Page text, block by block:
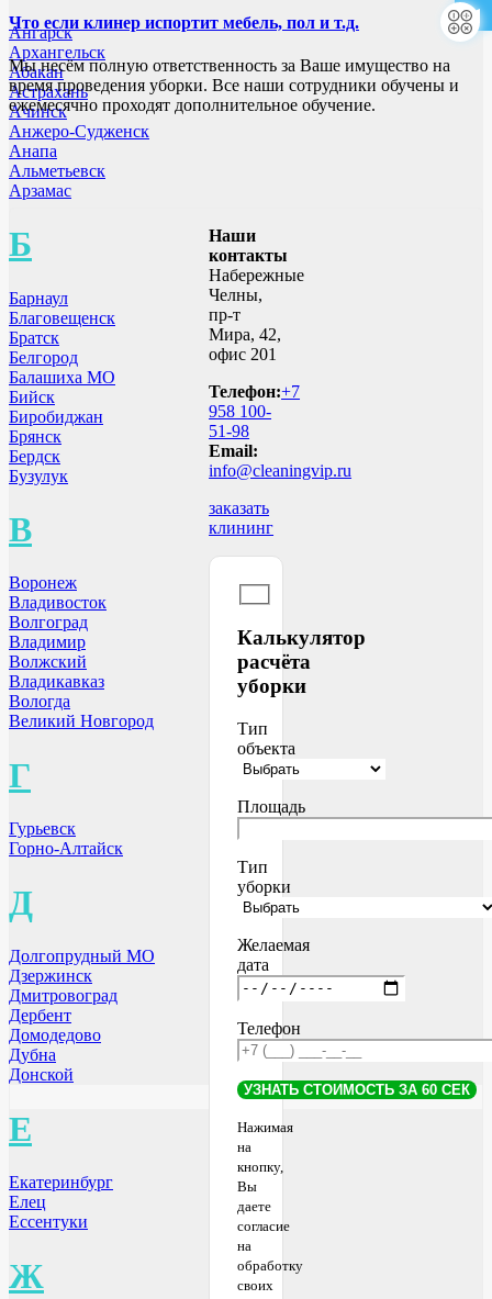
Ангарск
Архангельск
Абакан
Астрахань
Ачинск
Анжеро-Судженск
Анапа
Альметьевск
Арзамас
Б
Барнаул
Благовещенск
Братск
Белгород
Балашиха МО
Бийск
Биробиджан
Брянск
Бердск
Бузулук
В
Воронеж
Владивосток
Волгоград
Владимир
Волжский
Владикавказ
Вологда
Великий Новгород
Г
Гурьевск
Горно-Алтайск
Д
Долгопрудный МО
Дзержинск
Дмитровоград
Дербент
Домодедово
Дубна
Донской
Е
Екатеринбург
Елец
Ессентуки
Ж
Что если клинер испортит мебель, пол и т.д.
Мы несём полную ответственность за Ваше имущество на
время проведения уборки. Все наши сотрудники обучены и
ежемесячно проходят дополнительное обучение.
Наши
контакты
Набережные
Челны,
пр-т
Мира, 42,
офис 201
Телефон:+7
958 100-
51-98
Email:
info@cleaningvip.ru
заказать
клининг
Калькулятор
расчёта
уборки
Тип
объекта
Площадь
Тип
уборки
Желаемая
дата
Телефон
Нажимая
на
кнопку,
Вы
даете
согласие
на
обработку
своих